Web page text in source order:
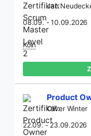
Jan
08.09. - 10.09.2026
Köln
Product
Oliver Winter
22.09. - 23.09.2026